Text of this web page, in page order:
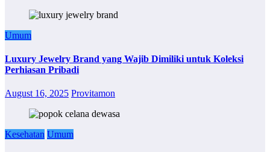
Umum
Luxury Jewelry Brand yang Wajib Dimiliki untuk Koleksi
Perhiasan Pribadi
August 16, 2025 Provitamon
Kesehatan Umum